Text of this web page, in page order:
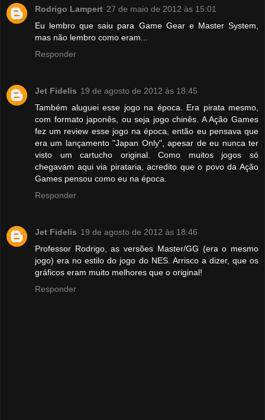
Rodrigo Lampert 27 de maio de 2012 às 15:01
Eu lembro que saiu para Game Gear e Master System,
mas não lembro como eram...
Responder
Jet Fidelis 19 de agosto de 2012 às 18:45
Também aluguei esse jogo na época. Era pirata mesmo,
com formato japonês, ou seja jogo chinês. A Ação Games
fez um review esse jogo na época, então eu pensava que
era um lançamento "Japan Only", apesar de eu nunca ter
visto um cartucho original. Como muitos jogos só
chegavam aqui via pirataria, acredito que o povo da Ação
Games pensou como eu na época.
Responder
Jet Fidelis 19 de agosto de 2012 às 18:46
Professor Rodrigo, as versões Master/GG (era o mesmo
jogo) era no estilo do jogo do NES. Arrisco a dizer, que os
gráficos eram muito melhores que o original!
Responder